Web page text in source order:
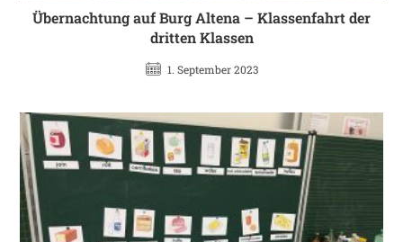
Übernachtung auf Burg Altena – Klassenfahrt der
dritten Klassen
1. September 2023